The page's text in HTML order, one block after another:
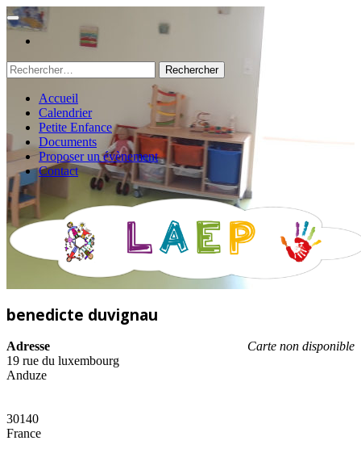
Rechercher :
Accueil
Calendrier
Petite Enfance
Documents
Proposer un évènement
Contact
benedicte duvignau
Carte non disponible
Adresse
19 rue du luxembourg
Anduze
30140
France